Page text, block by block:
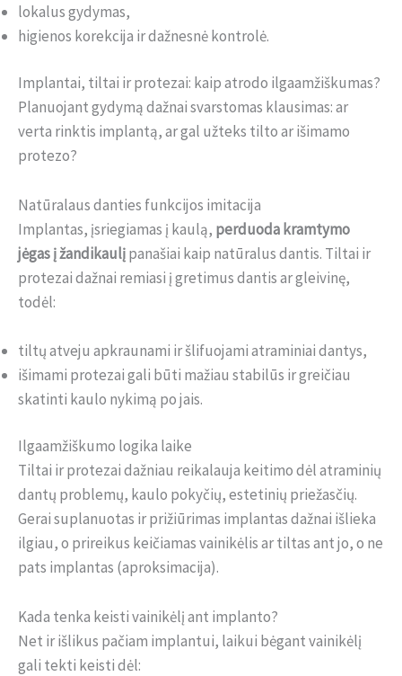
lokalus gydymas,
higienos korekcija ir dažnesnė kontrolė.
Implantai, tiltai ir protezai: kaip atrodo ilgaamžiškumas?
Planuojant gydymą dažnai svarstomas klausimas: ar
verta rinktis implantą, ar gal užteks tilto ar išimamo
protezo?
Natūralaus danties funkcijos imitacija
Implantas, įsriegiamas į kaulą, perduoda kramtymo
jėgas į žandikaulįpanašiai kaip natūralus dantis. Tiltai ir
protezai dažnai remiasi į gretimus dantis ar gleivinę,
todėl:
tiltų atveju apkraunami ir šlifuojami atraminiai dantys,
išimami protezai gali būti mažiau stabilūs ir greičiau
skatinti kaulo nykimą po jais.
Ilgaamžiškumo logika laike
Tiltai ir protezai dažniau reikalauja keitimo dėl atraminių
dantų problemų, kaulo pokyčių, estetinių priežasčių.
Gerai suplanuotas ir prižiūrimas implantas dažnai išlieka
ilgiau, o prireikus keičiamas vainikėlis ar tiltas ant jo, o ne
pats implantas (aproksimacija).
Kada tenka keisti vainikėlį ant implanto?
Net ir išlikus pačiam implantui, laikui bėgant vainikėlį
gali tekti keisti dėl: